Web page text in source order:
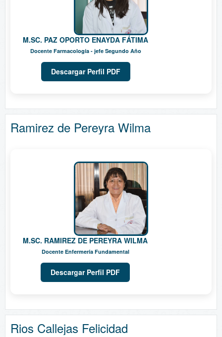
M.SC. PAZ OPORTO ENAYDA FÁTIMA
Docente Farmacología - jefe Segundo Año
Descargar Perfil PDF
Ramirez de Pereyra Wilma
M.SC. RAMIREZ DE PEREYRA WILMA
Docente Enfermería Fundamental
Descargar Perfil PDF
Rios Callejas Felicidad